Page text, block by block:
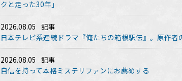
クと走った30年」
2026.08.05 記事
日本テレビ系連続ドラマ『俺たちの箱根駅伝』。原作
2026.08.05 記事
自信を持って本格ミステリファンにお薦めする